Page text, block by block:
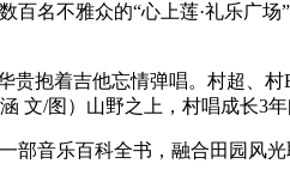
名不雅众的“心上莲·礼乐广
抱着吉他忘情弹唱。村超、
文/图）山野之上，村唱成长3
乐百科全书，融合田园风